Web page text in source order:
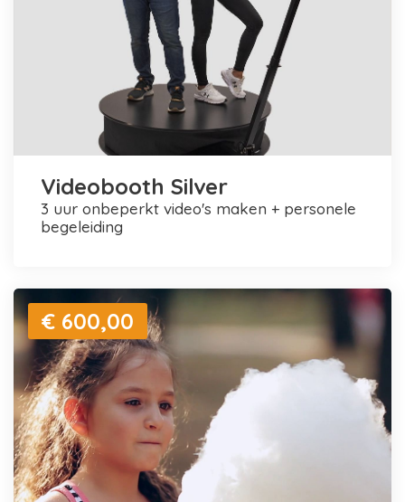
Videobooth Silver
3 uur onbeperkt video's maken + personele
begeleiding
€ 600,00